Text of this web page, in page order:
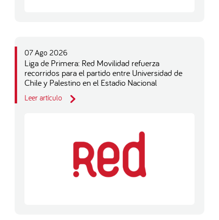
07 Ago 2026
Liga de Primera: Red Movilidad refuerza
recorridos para el partido entre Universidad de
Chile y Palestino en el Estadio Nacional
Leer artículo